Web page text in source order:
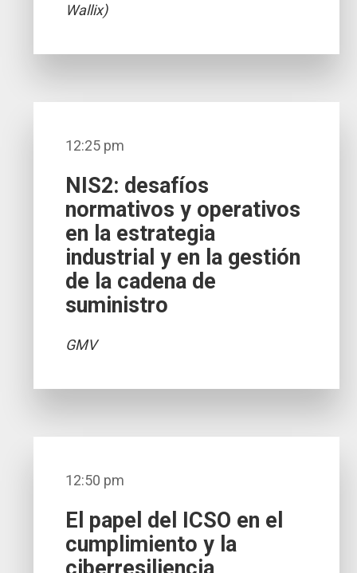
Wallix)
12:25 pm
NIS2: desafíos
normativos y operativos
en la estrategia
industrial y en la gestión
de la cadena de
suministro
GMV
12:50 pm
El papel del ICSO en el
cumplimiento y la